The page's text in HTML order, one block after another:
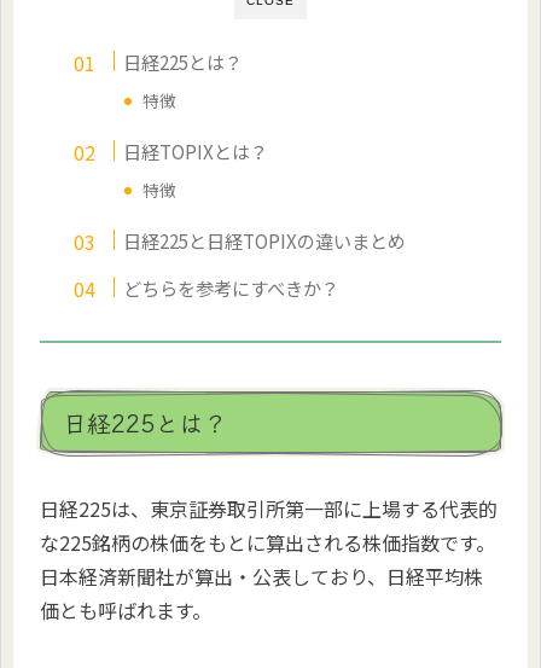
日経225とは？
特徴
日経TOPIXとは？
特徴
日経225と日経TOPIXの違いまとめ
どちらを参考にすべきか？
日経225とは？
日経225は、東京証券取引所第一部に上場する代表的
な225銘柄の株価をもとに算出される株価指数です。
日本経済新聞社が算出・公表しており、日経平均株
価とも呼ばれます。